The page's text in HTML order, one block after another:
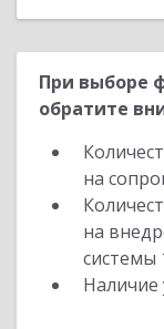
При выборе
обратите
на
на
системы
Наличие